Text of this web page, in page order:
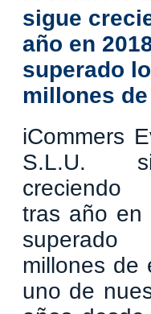
sigue
año en
superado
millones
iCommers
S.L.U.
creciendo
tras año en
millones de
uno de